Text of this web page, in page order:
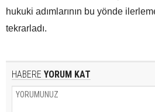
hukuki adımlarının bu yönde
tekrarladı.
HABERE YORUM KAT